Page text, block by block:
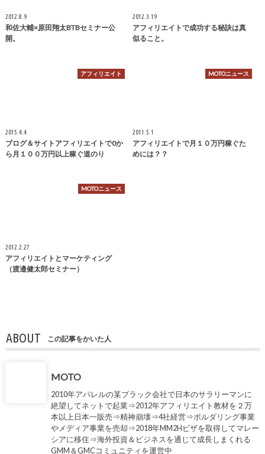
2012.8.9
和佐大輔×原田翔太BTBセミナー公
開。
2012.3.19
アフィリエイトで成功する秘訣は真
似ること。
アフィリエイト
2015.4.4
ブログ＆サイトアフィリエイトで0か
ら月１００万円以上稼ぐ道のり
MOTOニュース
2011.5.1
アフィリエイトで月１０万円稼ぐた
めには？？
MOTOニュース
2012.2.27
アフィリエイトとマーケティング
（渡邉健太郎セミナー）
ABOUT この記事をかいた人
MOTO
2010年アパレルの某ブラック会社で日本のサラリーマンに
絶望してネットで起業⇒2012年アフィリエイト教材を２万
本以上日本一販売⇒精神崩壊⇒4社経営⇒ボルダリング事業
やメディア事業を売却⇒2018年MM2Hビザを取得してマレー
シアに移住⇒海外投資＆ビジネスを通じて成長しまくれる
GMM＆GMCコミュニティを運営中